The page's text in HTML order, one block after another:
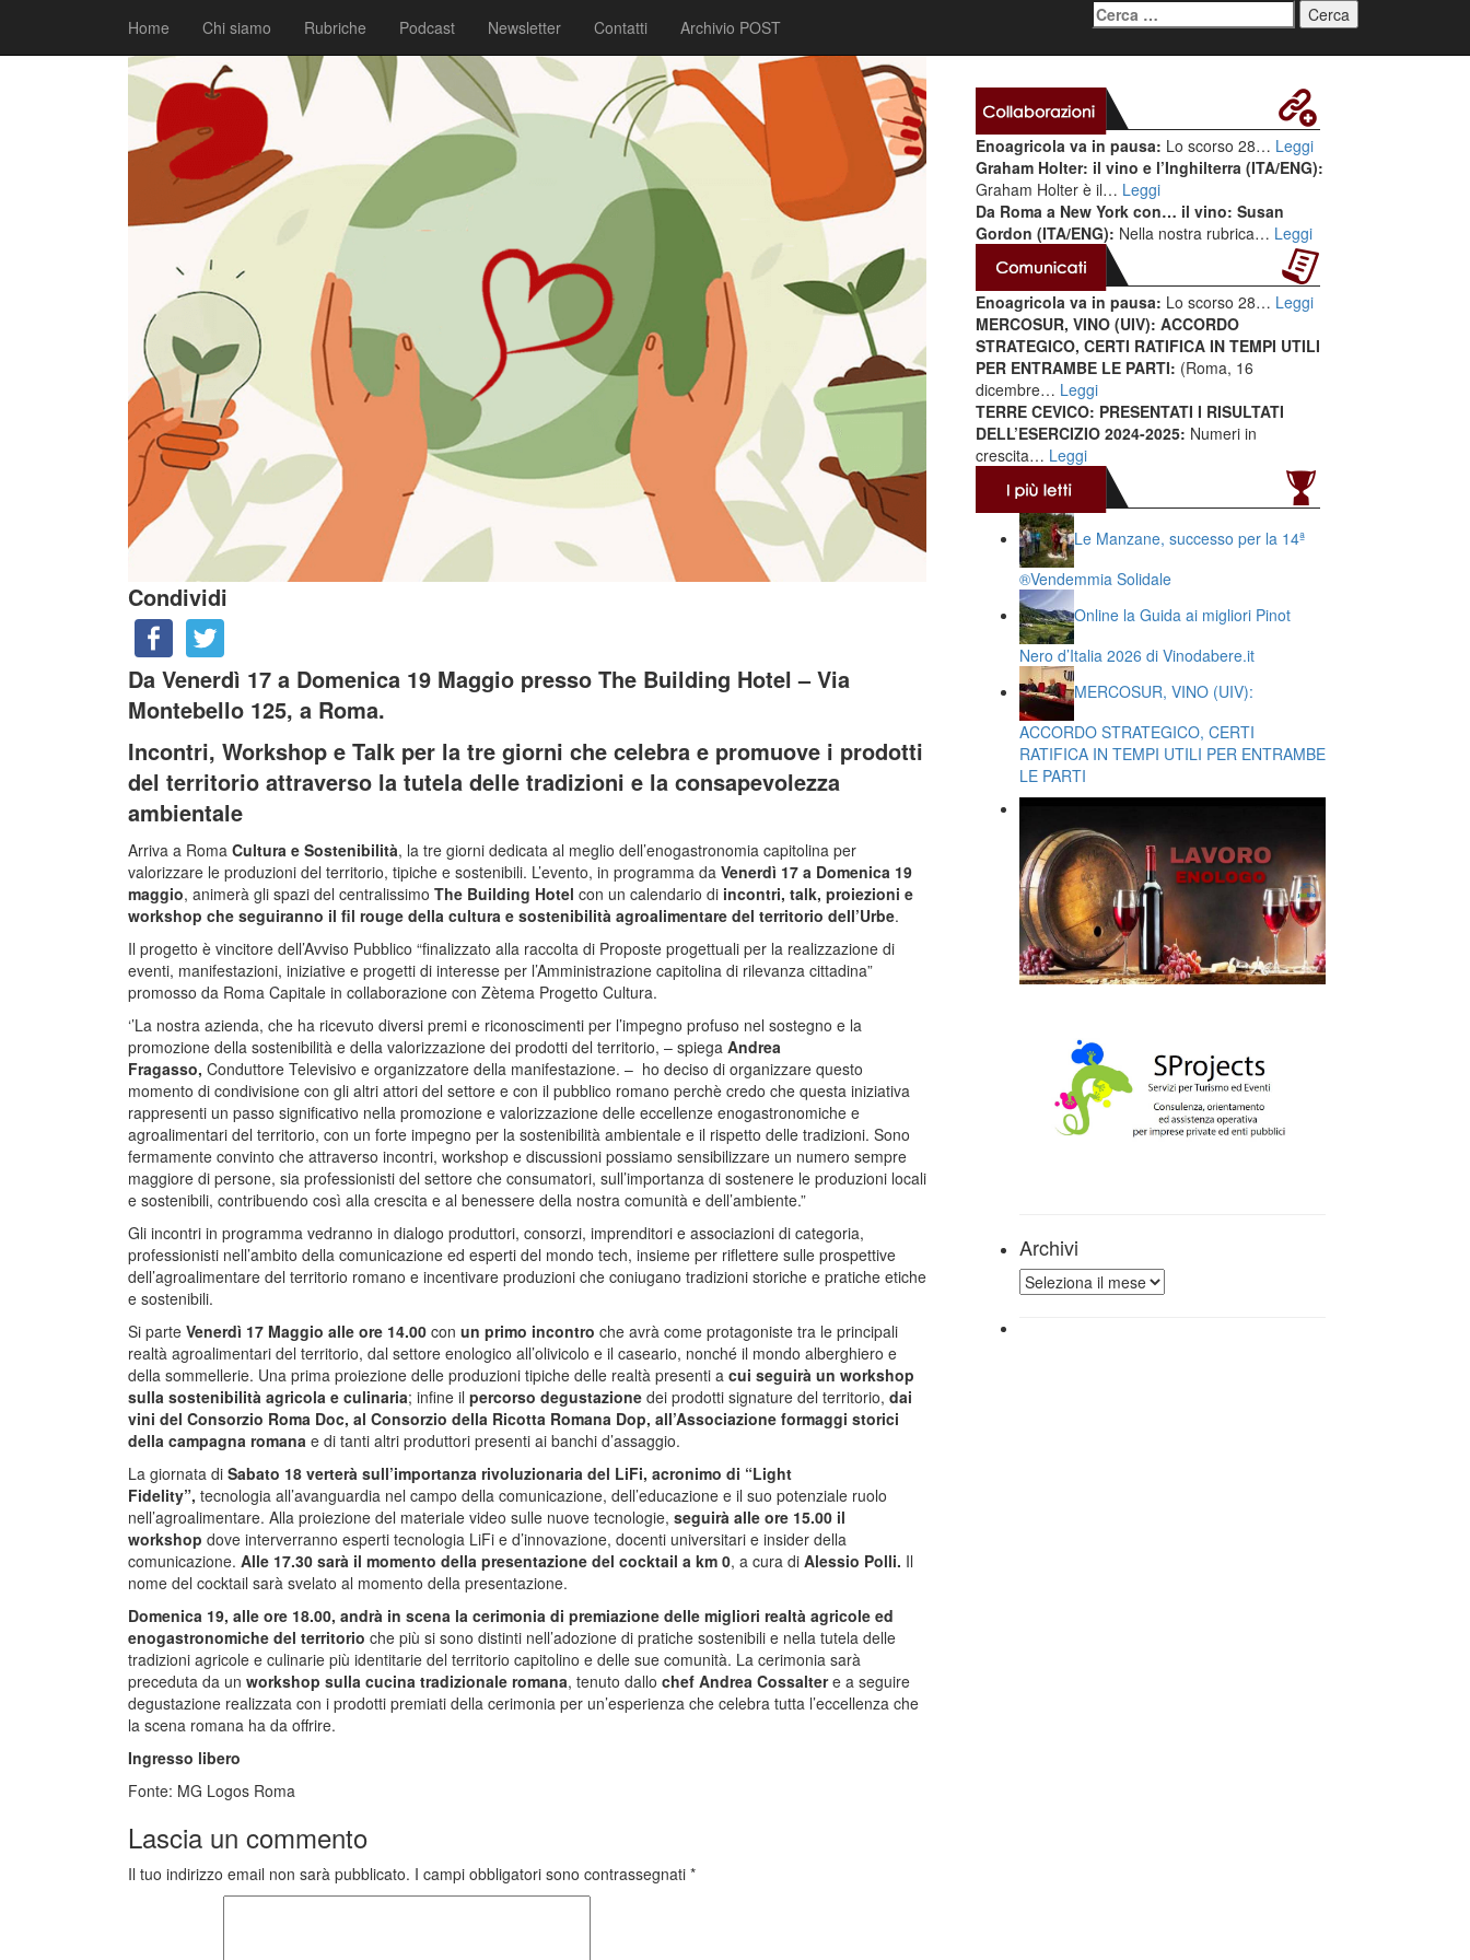
Home Chi siamo Rubriche Podcast Newsletter Contatti Archivio POST
Ricerca
per:
Condividi
Da Venerdì 17 a Domenica 19 Maggio presso The Building Hotel – Via
Montebello 125, a Roma.
Incontri, Workshop e Talk per la tre giorni che celebra e promuove i prodotti
del territorio attraverso la tutela delle tradizioni e la consapevolezza
ambientale
Arriva a Roma Cultura e Sostenibilità, la tre giorni dedicata al meglio dell’enogastronomia capitolina per
valorizzare le produzioni del territorio, tipiche e sostenibili. L’evento, in programma da Venerdì 17 a Domenica 19
maggio, animerà gli spazi del centralissimo The Building Hotel con un calendario di incontri, talk, proiezioni e
workshop che seguiranno il fil rouge della cultura e sostenibilità agroalimentare del territorio dell’Urbe.
Il progetto è vincitore dell’Avviso Pubblico “finalizzato alla raccolta di Proposte progettuali per la realizzazione di
eventi, manifestazioni, iniziative e progetti di interesse per l’Amministrazione capitolina di rilevanza cittadina”
promosso da Roma Capitale in collaborazione con Zètema Progetto Cultura.
‘’La nostra azienda, che ha ricevuto diversi premi e riconoscimenti per l’impegno profuso nel sostegno e la
promozione della sostenibilità e della valorizzazione dei prodotti del territorio, – spiega Andrea
Fragasso, Conduttore Televisivo e organizzatore della manifestazione. – ho deciso di organizzare questo
momento di condivisione con gli altri attori del settore e con il pubblico romano perchè credo che questa iniziativa
rappresenti un passo significativo nella promozione e valorizzazione delle eccellenze enogastronomiche e
agroalimentari del territorio, con un forte impegno per la sostenibilità ambientale e il rispetto delle tradizioni. Sono
fermamente convinto che attraverso incontri, workshop e discussioni possiamo sensibilizzare un numero sempre
maggiore di persone, sia professionisti del settore che consumatori, sull’importanza di sostenere le produzioni locali
e sostenibili, contribuendo così alla crescita e al benessere della nostra comunità e dell’ambiente.”
Gli incontri in programma vedranno in dialogo produttori, consorzi, imprenditori e associazioni di categoria,
professionisti nell’ambito della comunicazione ed esperti del mondo tech, insieme per riflettere sulle prospettive
dell’agroalimentare del territorio romano e incentivare produzioni che coniugano tradizioni storiche e pratiche etiche
e sostenibili.
Si parte Venerdì 17 Maggio alle ore 14.00 con un primo incontro che avrà come protagoniste tra le principali
realtà agroalimentari del territorio, dal settore enologico all’olivicolo e il caseario, nonché il mondo alberghiero e
della sommellerie. Una prima proiezione delle produzioni tipiche delle realtà presenti a cui seguirà un workshop
sulla sostenibilità agricola e culinaria; infine il percorso degustazione dei prodotti signature del territorio, dai
vini del Consorzio Roma Doc, al Consorzio della Ricotta Romana Dop, all’Associazione formaggi storici
della campagna romana e di tanti altri produttori presenti ai banchi d’assaggio.
La giornata di Sabato 18 verterà sull’importanza rivoluzionaria del LiFi, acronimo di “Light
Fidelity”, tecnologia all’avanguardia nel campo della comunicazione, dell’educazione e il suo potenziale ruolo
nell’agroalimentare. Alla proiezione del materiale video sulle nuove tecnologie, seguirà alle ore 15.00 il
workshop dove interverranno esperti tecnologia LiFi e d’innovazione, docenti universitari e insider della
comunicazione. Alle 17.30 sarà il momento della presentazione del cocktail a km 0, a cura di Alessio Polli. Il
nome del cocktail sarà svelato al momento della presentazione.
Domenica 19, alle ore 18.00, andrà in scena la cerimonia di premiazione delle migliori realtà agricole ed
enogastronomiche del territorio che più si sono distinti nell’adozione di pratiche sostenibili e nella tutela delle
tradizioni agricole e culinarie più identitarie del territorio capitolino e delle sue comunità. La cerimonia sarà
preceduta da un workshop sulla cucina tradizionale romana, tenuto dallo chef Andrea Cossaltere a seguire
degustazione realizzata con i prodotti premiati della cerimonia per un’esperienza che celebra tutta l’eccellenza che
la scena romana ha da offrire.
Ingresso libero
Fonte: MG Logos Roma
Lascia un commento
Il tuo indirizzo email non sarà pubblicato. I campi obbligatori sono contrassegnati *
Enoagricola va in pausa: Lo scorso 28… Leggi
Graham Holter: il vino e l’Inghilterra (ITA/ENG):
Graham Holter è il… Leggi
Da Roma a New York con… il vino: Susan
Gordon (ITA/ENG): Nella nostra rubrica… Leggi
Enoagricola va in pausa: Lo scorso 28… Leggi
MERCOSUR, VINO (UIV): ACCORDO
STRATEGICO, CERTI RATIFICA IN TEMPI UTILI
PER ENTRAMBE LE PARTI: (Roma, 16
dicembre… Leggi
TERRE CEVICO: PRESENTATI I RISULTATI
DELL’ESERCIZIO 2024-2025: Numeri in
crescita… Leggi
Le Manzane, successo per la 14ª
®️Vendemmia Solidale
Online la Guida ai migliori Pinot
Nero d’Italia 2026 di Vinodabere.it
MERCOSUR, VINO (UIV):
ACCORDO STRATEGICO, CERTI
RATIFICA IN TEMPI UTILI PER ENTRAMBE
LE PARTI
Archivi
Archivi